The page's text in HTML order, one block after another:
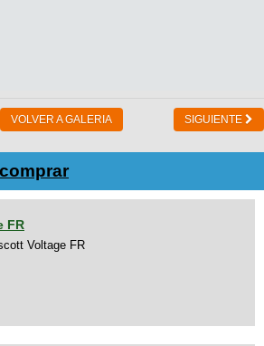
VOLVER A GALERIA SIGUIENTE
FR
Voltage FR